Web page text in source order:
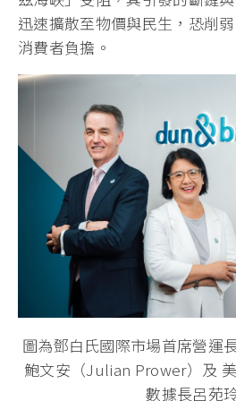
迅速擴散至物價與民生，恐削
消費者負擔。
圖為鄧白氏國際市場首席營運
鮑文安（Julian Prower）及
數據長呂苑